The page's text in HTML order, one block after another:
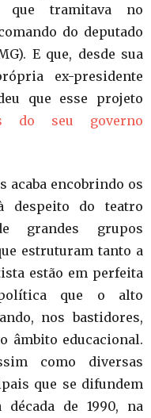
que tramitava no
do deputado
E que, desde sua
ex-presidente
que esse projeto
do seu governo
acaba encobrindo os
despeito do teatro
grandes grupos
estruturam tanto a
estão em perfeita
que o alto
nos bastidores,
âmbito educacional.
como diversas
que se difundem
de 1990, na